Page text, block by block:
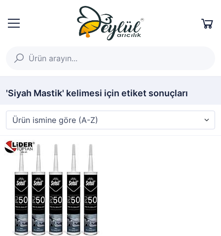
'Siyah Mastik' kelimesi için etiket sonuçları